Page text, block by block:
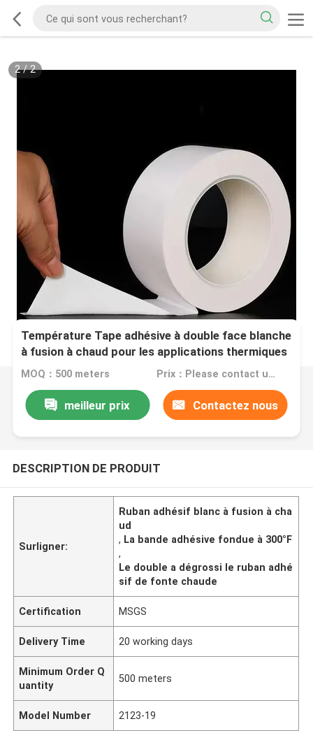
2/2
Température Tape adhésive à double face blanche
à fusion à chaud pour les applications thermiques
à 300 ° F
MOQ：500 meters Prix：Please contact us for quotation
meilleur prix Contactez nous
DESCRIPTION DE PRODUIT
Surligner:
Ruban adhésif blanc à fusion à cha
ud
, La bande adhésive fondue à 300°F
,
Le double a dégrossi le ruban adhé
sif de fonte chaude
Certification MSGS
Delivery Time 20 working days
Minimum Order Q
uantity
500 meters
Model Number 2123-19